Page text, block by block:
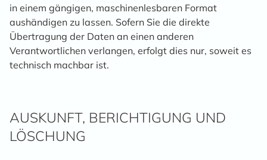
in einem gängigen, maschinenlesbaren Format
aushändigen zu lassen. Sofern Sie die direkte
Übertragung der Daten an einen anderen
Verantwortlichen verlangen, erfolgt dies nur, soweit es
technisch machbar ist.
AUSKUNFT, BERICHTIGUNG UND
LÖSCHUNG